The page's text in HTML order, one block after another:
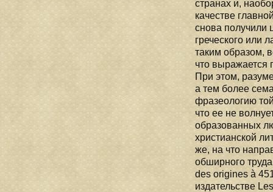
странах и,
качестве
снова получили
греческого или
таким образом,
что выражается
При этом,
а тем более
фразеологию
что ее не
образованных
христианской
же, на что
обширного
des origines à
издательстве